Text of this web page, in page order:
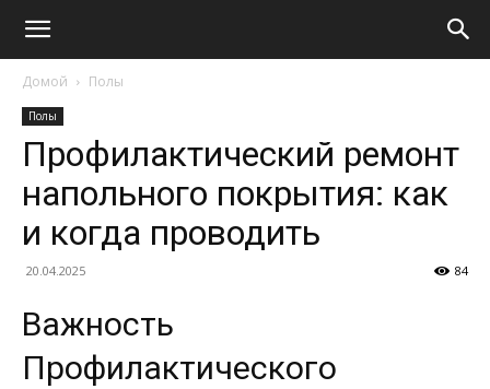
Домой Полы
Полы
Профилактический ремонт
напольного покрытия: как
и когда проводить
20.04.2025 84
Важность
Профилактического